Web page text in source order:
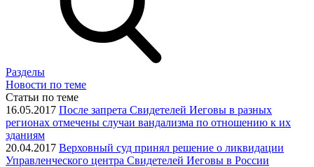
Разделы
Новости по теме
Статьи по теме
16.05.2017 После запрета Свидетелей Иеговы в разных
регионах отмечены случаи вандализма по отношению к их
зданиям
20.04.2017 Верховный суд принял решение о ликвидации
Управленческого центра Свидетелей Иеговы в России